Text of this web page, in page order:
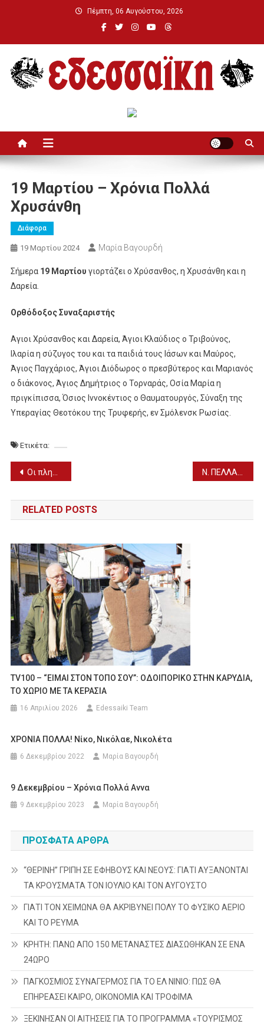
Πέμπτη, 06 Αυγούστου, 2026
19 Μαρτίου – Χρόνια Πολλά
Χρυσάνθη
Διάφορα
19 Μαρτίου 2024 Μαρία Βαγουρδή
Σήμερα 19 Μαρτίου γιορτάζει ο Χρύσανθος, η Χρυσάνθη και η
Δαρεία.
Ορθόδοξος Συναξαριστής
Αγιοι Χρύσανθος και Δαρεία, Άγιοι Κλαύδιος ο Τριβούνος,
Ιλαρία η σύζυγος του και τα παιδιά τους Ιάσων και Μαύρος,
Άγιος Παγχάριος, Άγιοι Διόδωρος ο πρεσβύτερος και Μαριανός
ο διάκονος, Άγιος Δημήτριος ο Τορναράς, Οσία Μαρία η
πριγκίπισσα, Όσιος Ιννοκέντιος ο Θαυματουργός, Σύναξη της
Υπεραγίας Θεοτόκου της Τρυφερής, εν Σμόλενσκ Ρωσίας.
Ετικέτα:
Πλοήγηση
άρθρων
Οι πληρωμές από e-ΕΦΚΑ, ΔΥΠΑ για την περίοδο 19 έως 22 Μαρτίου
RELATED POSTS
TV100 – “ΕΙΜΑΙ ΣΤΟΝ ΤΟΠΟ ΣΟΥ”: ΟΔΟΙΠΟΡΙΚΟ ΣΤΗΝ ΚΑΡΥΔΙΑ,
ΤΟ ΧΩΡΙΟ ΜΕ ΤΑ ΚΕΡΑΣΙΑ
16 Απριλίου 2026 Edessaiki Team
ΧΡΟΝΙΑ ΠΟΛΛΑ! Νίκο, Νικόλαε, Νικολέτα
6 Δεκεμβρίου 2022 Μαρία Βαγουρδή
9 Δεκεμβρίου – Χρόνια Πολλά Αννα
9 Δεκεμβρίου 2023 Μαρία Βαγουρδή
ΠΡΌΣΦΑΤΑ ΆΡΘΡΑ
“ΘΕΡΙΝΗ” ΓΡΙΠΗ ΣΕ ΕΦΗΒΟΥΣ ΚΑΙ ΝΕΟΥΣ: ΓΙΑΤΙ ΑΥΞΑΝΟΝΤΑΙ
ΤΑ ΚΡΟΥΣΜΑΤΑ ΤΟΝ ΙΟΥΛΙΟ ΚΑΙ ΤΟΝ ΑΥΓΟΥΣΤΟ
ΓΙΑΤΙ ΤΟΝ ΧΕΙΜΩΝΑ ΘΑ ΑΚΡΙΒΥΝΕΙ ΠΟΛΥ ΤΟ ΦΥΣΙΚΟ ΑΕΡΙΟ
ΚΑΙ ΤΟ ΡΕΥΜΑ
ΚΡΗΤΗ: ΠΑΝΩ ΑΠΟ 150 ΜΕΤΑΝΑΣΤΕΣ ΔΙΑΣΩΘΗΚΑΝ ΣΕ ΕΝΑ
24ΩΡΟ
ΠΑΓΚΟΣΜΙΟΣ ΣΥΝΑΓΕΡΜΟΣ ΓΙΑ ΤΟ ΕΛ ΝΙΝΙΟ: ΠΩΣ ΘΑ
ΕΠΗΡΕΑΣΕΙ ΚΑΙΡΟ, ΟΙΚΟΝΟΜΙΑ ΚΑΙ ΤΡΟΦΙΜΑ
ΞΕΚΙΝΗΣΑΝ ΟΙ ΑΙΤΗΣΕΙΣ ΓΙΑ ΤΟ ΠΡΟΓΡΑΜΜΑ «ΤΟΥΡΙΣΜΟΣ